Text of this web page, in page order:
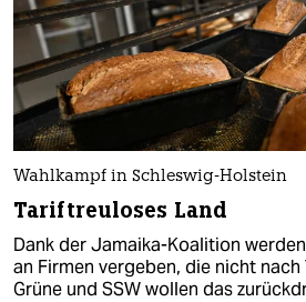
Wahlkampf in Schleswig-Holstein
Tariftreuloses Land
Dank der Jamaika-Koalition
an Firmen vergeben, die nicht nach
Grüne und SSW wollen das